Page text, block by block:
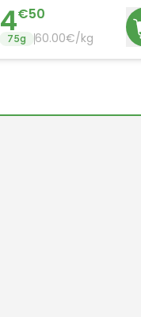
4€50
75g 60.00€/kg